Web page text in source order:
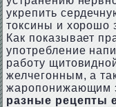
укрепить
токсины и хорошо
Как показывает
употребление
работу
желчегонным, а
жаропонижающим
разные рецепты